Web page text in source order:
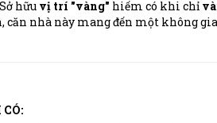
hữu vị trí "vàng" hiếm có khi chỉ
nhà này mang đến một không